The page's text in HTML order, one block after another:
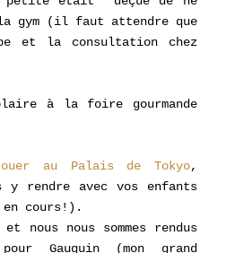
gym (il faut attendre que
et la consultation chez
à la foire gourmande
au Palais de Tokyo,
y rendre avec vos enfants
cours!).
nous nous sommes rendus
Gauguin (mon grand